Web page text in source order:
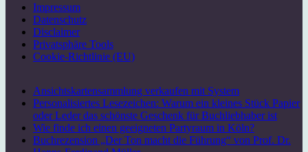
Impressum
Datenschutz
Disclaimer
Privatsphäre Tools
Cookie-Richtlinie (EU)
Ansichtskartensammlung verkaufen mit System
Personalisiertes Lesezeichen: Warum ein kleines Stück Papier
oder Leder das schönste Geschenk für Buchliebhaber ist
Wie finde ich einen geeigneten Partyraum in Köln?
Buchrezension „Der Ton macht die Führung“ von Prof. Dr.